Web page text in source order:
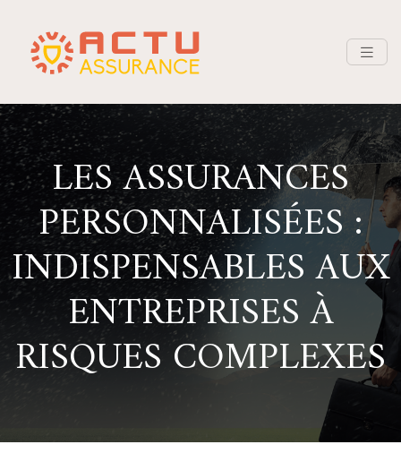
LES ASSURANCES
PERSONNALISÉES :
INDISPENSABLES AUX
ENTREPRISES À
RISQUES COMPLEXES